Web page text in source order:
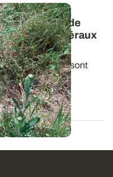
- Peu de
latéraux
hypodermiques sont